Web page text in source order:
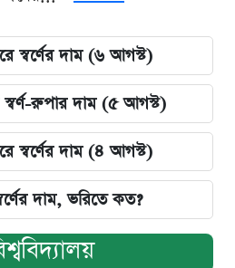
স্বর্ণের দাম (৬ আগস্ট)
রুপার দাম (৫ আগস্ট)
স্বর্ণের দাম (৪ আগস্ট)
দাম, ভরিতে কত?